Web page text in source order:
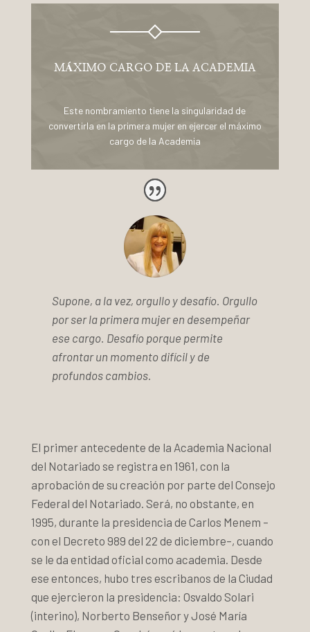
MÁXIMO CARGO DE LA ACADEMIA
Este nombramiento tiene la singularidad de
convertirla en la primera mujer en ejercer el máximo
cargo de la Academia
Supone, a la vez, orgullo y desafío. Orgullo
por ser la primera mujer en desempeñar
ese cargo. Desafío porque permite
afrontar un momento difícil y de
profundos cambios.
El primer antecedente de la Academia Nacional
del Notariado se registra en 1961, con la
aprobación de su creación por parte del Consejo
Federal del Notariado. Será, no obstante, en
1995, durante la presidencia de Carlos Menem –
con el Decreto 989 del 22 de diciembre–, cuando
se le da entidad oficial como academia. Desde
ese entonces, hubo tres escribanos de la Ciudad
que ejercieron la presidencia: Osvaldo Solari
(interino), Norberto Benseñor y José María